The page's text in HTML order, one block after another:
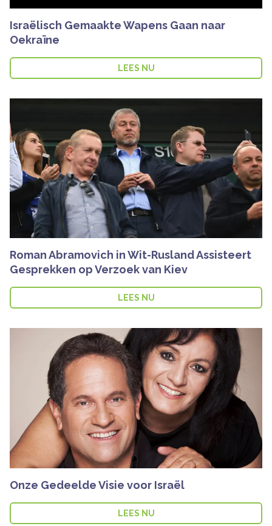
Israëlisch Gemaakte Wapens Gaan naar
Oekraïne
LEES NU
Roman Abramovich in Wit-Rusland Assisteert
Gesprekken op Verzoek van Kiev
LEES NU
Onze Gedeelde Visie voor Israël
LEES NU